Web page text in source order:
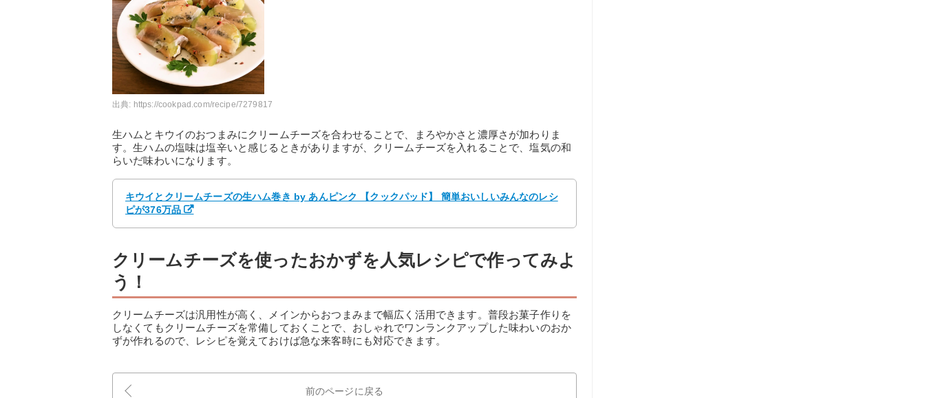
出典: https://cookpad.com/recipe/7279817
生ハムとキウイのおつまみにクリームチーズを合わせることで、まろやかさと濃厚さが加わりま
す。生ハムの塩味は塩辛いと感じるときがありますが、クリームチーズを入れることで、塩気の和
らいだ味わいになります。
キウイとクリームチーズの生ハム巻き by あんピンク 【クックパッド】 簡単おいしいみんなのレシ
ピが376万品
クリームチーズを使ったおかずを人気レシピで作ってみよ
う！
クリームチーズは汎用性が高く、メインからおつまみまで幅広く活用できます。普段お菓子作りを
しなくてもクリームチーズを常備しておくことで、おしゃれでワンランクアップした味わいのおか
ずが作れるので、レシピを覚えておけば急な来客時にも対応できます。
前のページに戻る